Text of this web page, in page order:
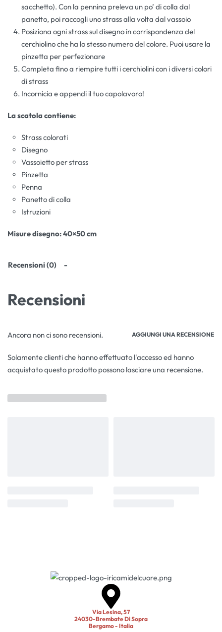
sacchetto). Con la pennina preleva un po’ di colla dal
panetto, poi raccogli uno strass alla volta dal vassoio
Posiziona ogni strass sul disegno in corrispondenza del
cerchiolino che ha lo stesso numero del colore. Puoi usare la
pinzetta per perfezionare
Completa fino a riempire tutti i cerchiolini con i diversi colori
di strass
Incornicia e appendi il tuo capolavoro!
La scatola contiene:
Strass colorati
Disegno
Vassoietto per strass
Pinzetta
Penna
Panetto di colla
Istruzioni
Misure disegno: 40×50 cm
Recensioni (0)
Recensioni
Ancora non ci sono recensioni. AGGIUNGI UNA RECENSIONE
Solamente clienti che hanno effettuato l'accesso ed hanno
acquistato questo prodotto possono lasciare una recensione.
Via Lesina, 57
24030-Brembate Di Sopra
Bergamo - Italia